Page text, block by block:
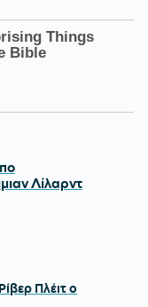
Λίλαρντ
Πλέιτ ο